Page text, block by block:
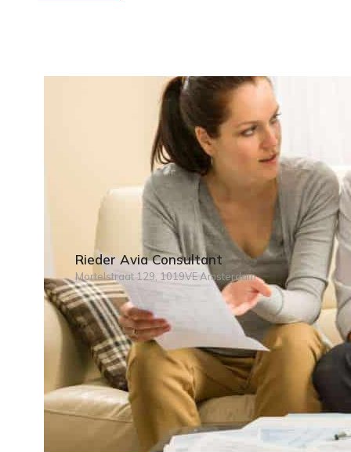
Rieder Avia Consultant
Mortelstraat 129, 1019VE Amsterdam